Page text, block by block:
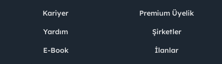
Kariyer
Yardım
E-Book
Premium Üyelik
Şirketler
İlanlar